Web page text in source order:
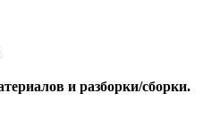
и разборки/сборки.